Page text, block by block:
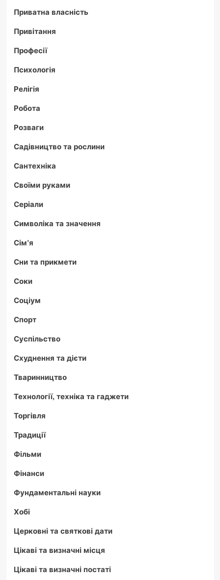
Приватна власність
Привітання
Професії
Психологія
Релігія
Робота
Розваги
Садівництво та рослини
Сантехніка
Своїми руками
Серіали
Символіка та значення
Сім'я
Сни та прикмети
Соки
Соціум
Спорт
Суспільство
Схуднення та дієти
Тваринництво
Технології, техніка та гаджети
Торгівля
Традиції
Фільми
Фінанси
Фундаментальні науки
Хобі
Церковні та святкові дати
Цікаві та визначні місця
Цікаві та визначні постаті